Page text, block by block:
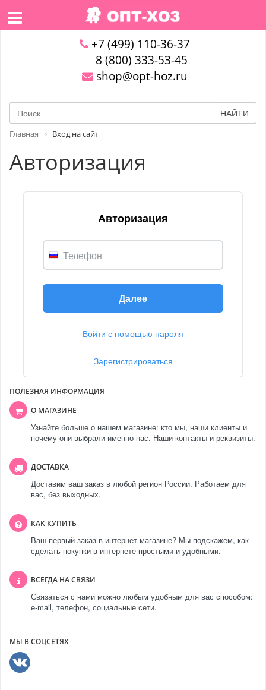
+7 (499) 110-36-37
8 (800) 333-53-45
shop@opt-hoz.ru
НАЙТИ
Главная Вход на сайт
Авторизация
Авторизация
Телефон
Далее
Войти с помощью пароля
Зарегистрироваться
ПОЛЕЗНАЯ ИНФОРМАЦИЯ
О МАГАЗИНЕ
Узнайте больше о нашем магазине: кто мы, наши клиенты и
почему они выбрали именно нас. Наши контакты и реквизиты.
ДОСТАВКА
Доставим ваш заказ в любой регион России. Работаем для
вас, без выходных.
КАК КУПИТЬ
Ваш первый заказ в интернет-магазине? Мы подскажем, как
сделать покупки в интернете простыми и удобными.
ВСЕГДА НА СВЯЗИ
Связаться с нами можно любым удобным для вас способом:
e-mail, телефон, социальные сети.
МЫ В СОЦСЕТЯХ